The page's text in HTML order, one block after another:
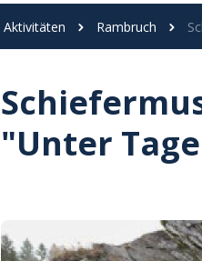
Aktivitäten Rambruch
"Unter